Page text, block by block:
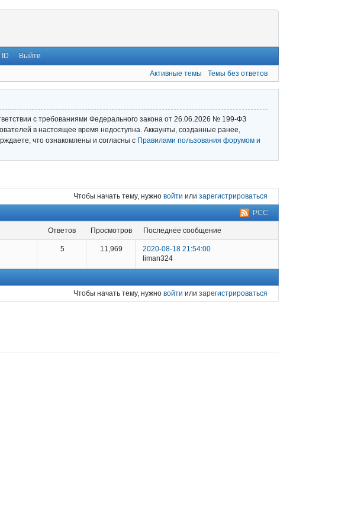
ID Выйти
Активные темы Темы без ответов
с требованиями Федерального закона от 26.06.2026 № 199‑ФЗ
в настоящее время недоступна. Аккаунты, созданные ранее,
что ознакомлены и согласны с Правилами пользования форумом и
Чтобы начать тему, нужно войти или зарегистрироваться
РСС
ответов просмотров последнее сообщение
5 11,969
2020-08-18 21:54:00
liman324
Чтобы начать тему, нужно войти или зарегистрироваться